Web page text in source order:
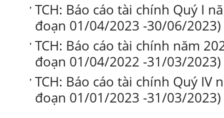
TCH: Báo cáo tài chính Quý I
đoạn 01/04/2023 -30/06/2023)
TCH: Báo cáo tài chính năm
đoạn 01/04/2022 -31/03/2023)
TCH: Báo cáo tài chính Quý IV
đoạn 01/01/2023 -31/03/2023)